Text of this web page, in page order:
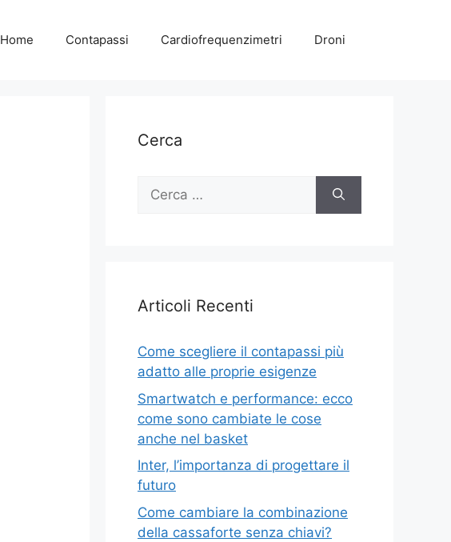
Home Contapassi Cardiofrequenzimetri Droni
Cerca
Ricerca
Articoli Recenti
Come scegliere il contapassi più
adatto alle proprie esigenze
Smartwatch e performance: ecco
come sono cambiate le cose
anche nel basket
Inter, l’importanza di progettare il
futuro
Come cambiare la combinazione
della cassaforte senza chiavi?